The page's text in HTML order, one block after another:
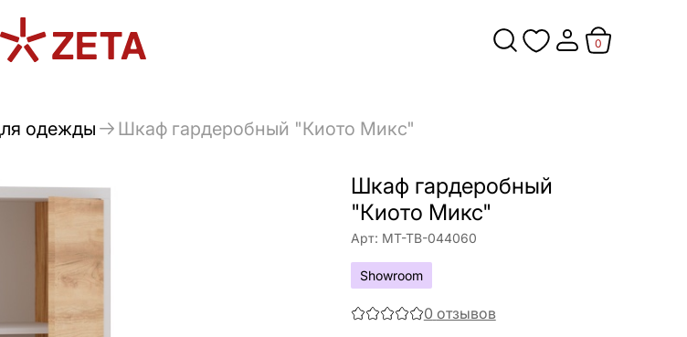
0
одежды Шкаф гардеробный "Киото Микс"
Шкаф гардеробный
"Киото Микс"
Арт: МТ-ТВ-044060
Showroom
0 отзывов